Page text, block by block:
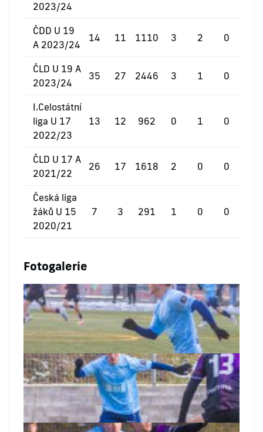
2023/24
ČDD U 19
A 2023/24
14 11 1110 3 2 0
ČLD U 19 A
2023/24
35 27 2446 3 1 0
I.Celostátní
liga U 17
2022/23
13 12 962 0 1 0
ČLD U 17 A
2021/22
26 17 1618 2 0 0
Česká liga
žáků U 15
2020/21
7 3 291 1 0 0
Fotogalerie